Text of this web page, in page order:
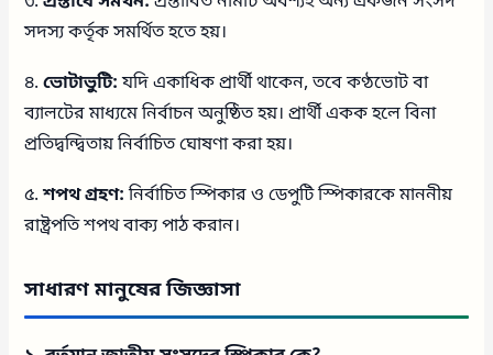
সদস্য কর্তৃক সমর্থিত হতে হয়।
৪.ভোটাভুটি:যদি একাধিক প্রার্থী থাকেন, তবে কণ্ঠভোট বা
ব্যালটের মাধ্যমে নির্বাচন অনুষ্ঠিত হয়। প্রার্থী একক হলে বিনা
প্রতিদ্বন্দ্বিতায় নির্বাচিত ঘোষণা করা হয়।
৫.শপথ গ্রহণ:নির্বাচিত স্পিকার ও ডেপুটি স্পিকারকে মাননীয়
রাষ্ট্রপতি শপথ বাক্য পাঠ করান।
সাধারণ মানুষের জিজ্ঞাসা